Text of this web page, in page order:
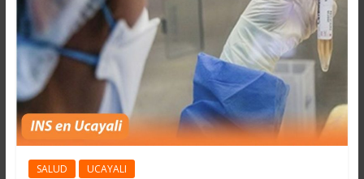
SALUD UCAYALI